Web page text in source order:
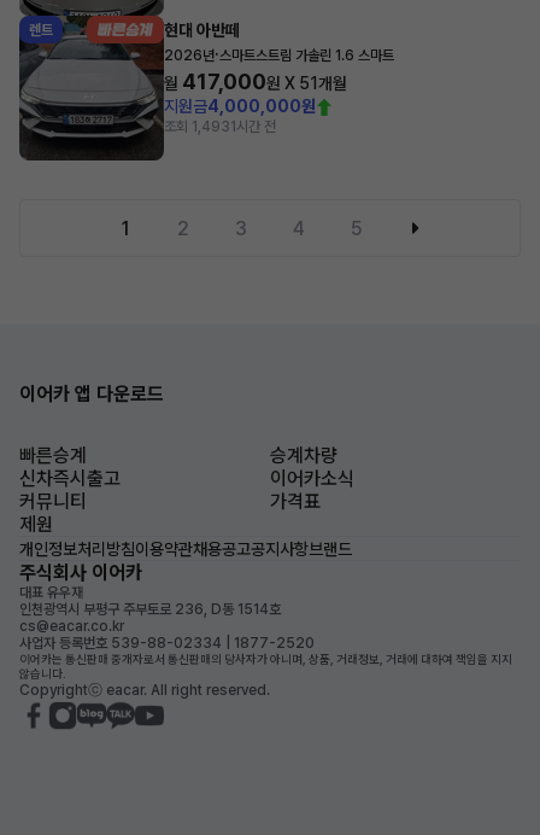
렌트 현대 아반떼
2026년·스마트스트림 가솔린 1.6 스마트
월 417,000원 X 51개월
지원금4,000,000원
조회 1,4931시간 전
1 2 3 4 5
이어카 앱 다운로드
빠른승계
승계차량
신차즉시출고
이어카소식
커뮤니티
가격표
제원
개인정보처리방침이용약관채용공고공지사항브랜드
주식회사 이어카
대표 유우재
인천광역시 부평구 주부토로 236, D동 1514호
cs@eacar.co.kr
사업자 등록번호 539-88-02334 | 1877-2520
이어카는 통신판매 중개자로서 통신판매의 당사자가 아니며, 상품, 거래정보, 거래에 대하여 책임을 지지
않습니다.
Copyrightⓒ eacar. All right reserved.